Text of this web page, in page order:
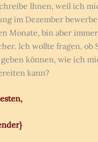
Ihnen, weil ich
im Dezember
Monate, bin aber
Ich wollte fragen, ob
können, wie ich
kann?